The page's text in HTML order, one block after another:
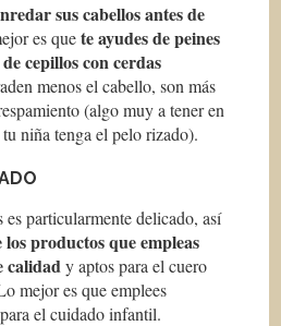
sus cabellos antes de
es quete ayudes de peines
cepillos con cerdas
menos el cabello, son más
(algo muy a tener en
niña tenga el pelo rizado).
particularmente delicado, así
los productos que empleas
calidady aptos para el cuero
mejor es que emplees
el cuidado infantil.